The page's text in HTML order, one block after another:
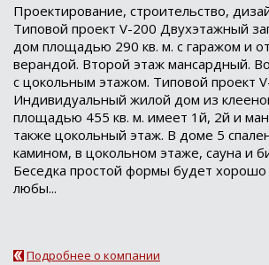
Проектирование, строительство,
Типовой проект V-200 Двухэтажный
дом площадью 290 кв. м. с гаражом и
верандой. Второй этаж мансардный.
с цокольным этажом. Типовой проект
Индивидуальный жилой дом из
площадью 455 кв. м. имеет 1й, 2й и
также цокольный этаж. В доме 5
камином, в цокольном этаже, сауна и
Беседка простой формы будет хорошо
любы...
Подробнее о компании